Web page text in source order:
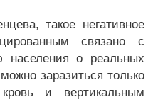
такое негативное
связано с
населения о реальных
заразиться только
и вертикальным